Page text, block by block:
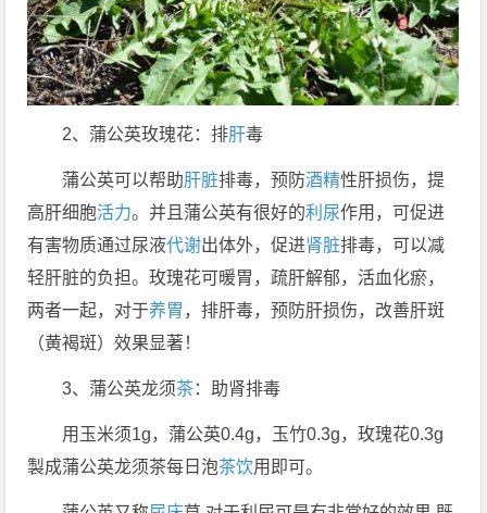
2、蒲公英玫瑰花：排肝毒
蒲公英可以帮助肝脏排毒，预防酒精性肝损伤，提
高肝细胞活力。并且蒲公英有很好的利尿作用，可促进
有害物质通过尿液代谢出体外，促进肾脏排毒，可以减
轻肝脏的负担。玫瑰花可暖胃，疏肝解郁，活血化瘀，
两者一起，对于养胃 ，排肝毒，预防肝损伤，改善肝斑
（黄褐斑）效果显著！
3、蒲公英龙须茶：助肾排毒
用玉米须1g，蒲公英0.4g，玉竹0.3g，玫瑰花0.3g
製成蒲公英龙须茶每日泡茶饮用即可。